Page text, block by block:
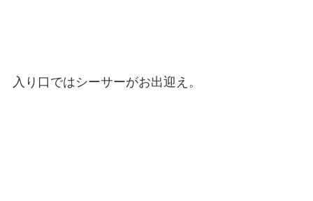
入り口ではシーサーがお出迎え。